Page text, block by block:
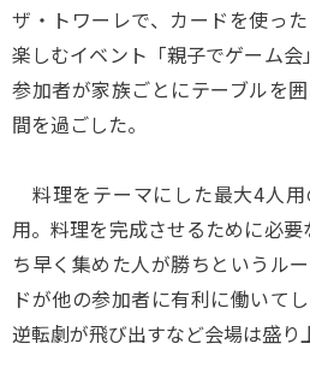
ザ・トワーレで、カードを使っ
楽しむイベント「親子でゲーム
参加者が家族ごとにテーブルを
間を過ごした。
料理をテーマにした最大4人
用。料理を完成させるために必
ち早く集めた人が勝ちというル
ドが他の参加者に有利に働いて
逆転劇が飛び出すなど会場は盛り